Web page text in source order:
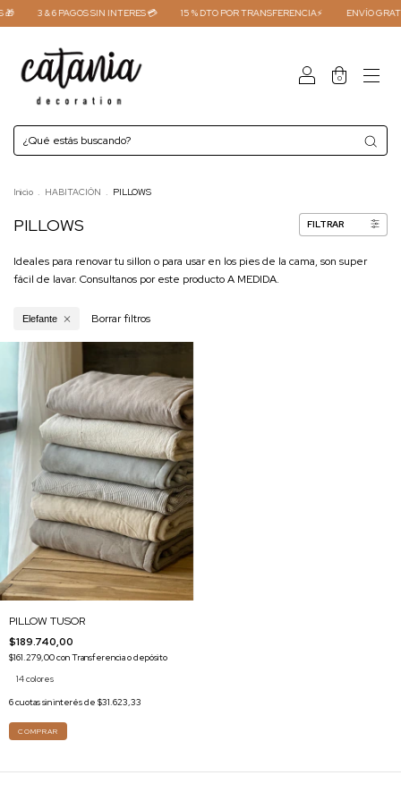
3 & 6 PAGOS SIN INTERES 💳 15 % DTO POR TRANSFERENCIA⚡ ENVÍO
0
Inicio . HABITACIÓN . PILLOWS
PILLOWS FILTRAR
Ideales para renovar tu sillon o para usar en los pies de la cama, son super
fácil de lavar. Consultanos por este producto A MEDIDA.
Elefante Borrar filtros
PILLOW TUSOR
$189.740,00
$161.279,00conTransferencia o depósito
14 colores
6cuotas sin interés de $31.623,33
COMPRAR